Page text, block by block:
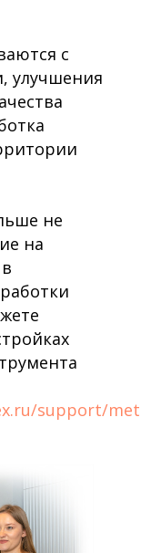
с
улучшения
не
на
support/